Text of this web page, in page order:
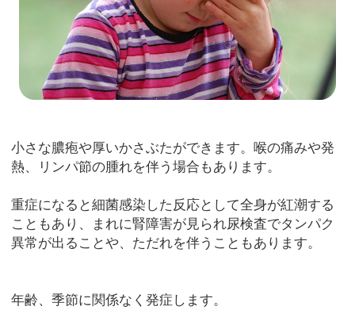
小さな膿疱や厚いかさぶたができます。喉の痛みや発
熱、リンパ節の腫れを伴う場合もあります。
重症になると細菌感染した反応として全身が紅潮する
こともあり、まれに腎障害が見られ尿検査でタンパク
異常が出ることや、ただれを伴うこともあります。
年齢、季節に関係なく発症します。